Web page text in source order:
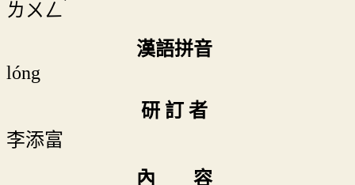
ㄌㄨㄥˊ
漢語拼音
lóng
研 訂 者
李添富
內 容